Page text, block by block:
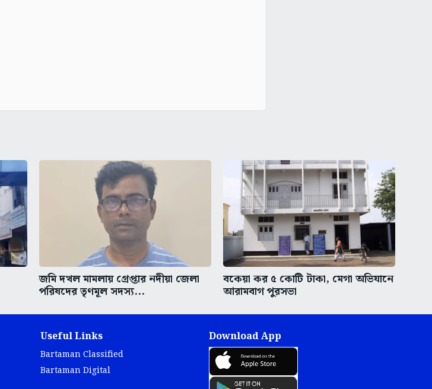
জমি দখল মামলায় গ্রেপ্তার নদীয়া জেলা
পরিষদের তৃণমূল সদস্য...
বকেয়া কর ৫ কোটি টাকা, মেগা অভিযানে
আরামবাগ পুরসভা
Useful Links
Bartaman Classified
Bartaman Digital
Download App